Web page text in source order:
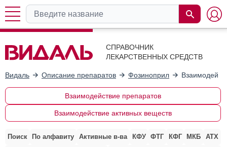
СПРАВОЧНИК
ЛЕКАРСТВЕННЫХ СРЕДСТВ
Видаль Описание препаратов Фозиноприл
Взаимодействие препаратов
Взаимодействие активных веществ
Поиск По алфавиту Активные в-ва КФУ ФТГ КФГ МКБ АТХ